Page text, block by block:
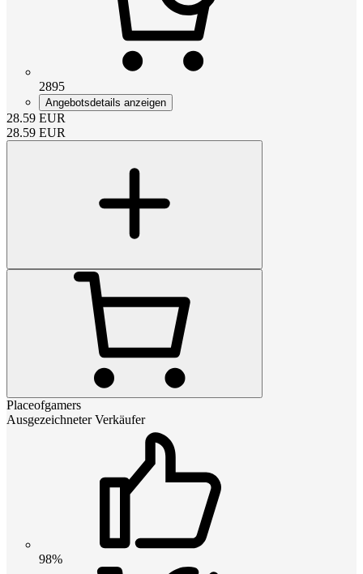
2895
Angebotsdetails anzeigen
28.59 EUR
28.59 EUR
Placeofgamers
Ausgezeichneter Verkäufer
98%